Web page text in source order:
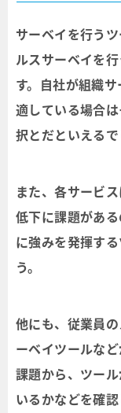
サーベイを行う
ルスサーベイを
す。自社が組織
適している場合
択とだといえるで
また、各サービ
低下に課題があ
に強みを発揮す
う。
他にも、従業員
ーベイツールな
課題から、ツー
いるかなどを確認